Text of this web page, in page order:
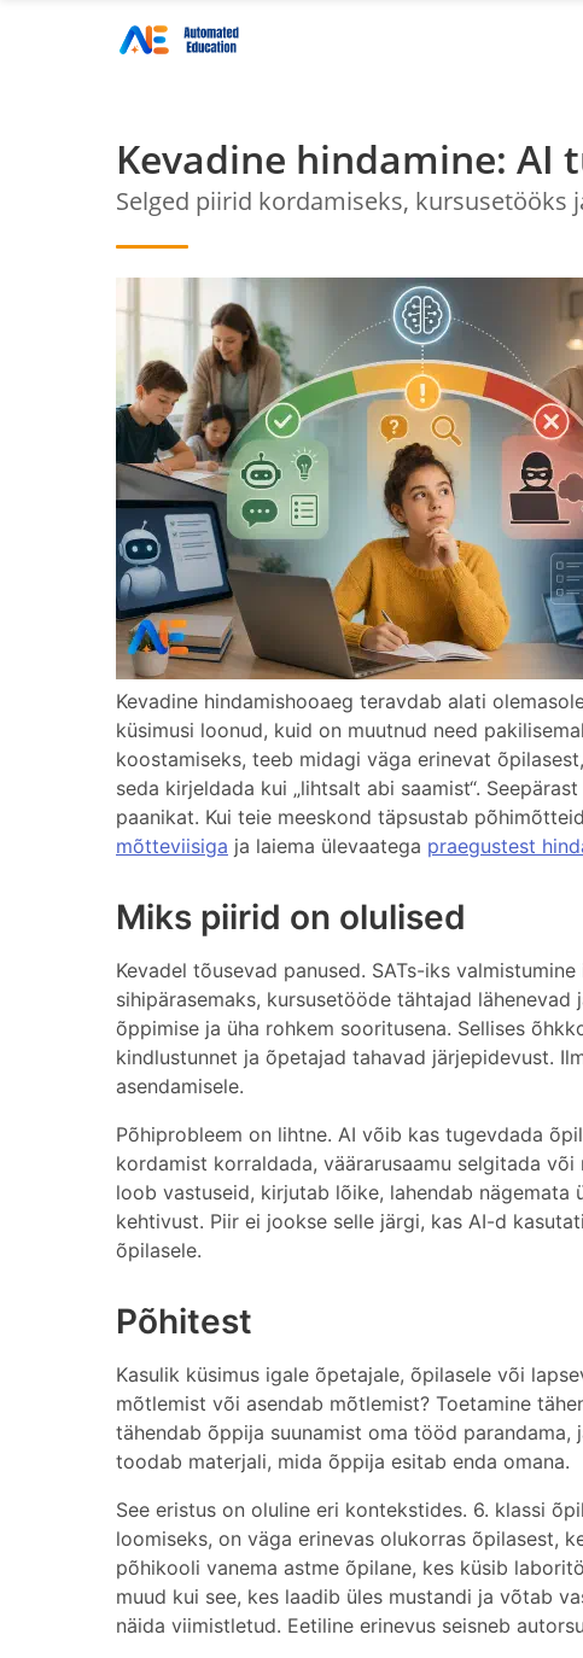
Kevadine hindamine: AI
Selged piirid kordamiseks, kursusetööks
Kevadine hindamishooaeg teravdab alati
küsimusi loonud, kuid on muutnud need
koostamiseks, teeb midagi väga erinevat
seda kirjeldada kui „lihtsalt abi saamist“.
paanikat. Kui teie meeskond täpsustab
mõtteviisiga ja laiema ülevaatega praegustest
Miks piirid on olulised
Kevadel tõusevad panused. SATs-iks
sihipärasemaks, kursusetööde tähtajad
õppimise ja üha rohkem sooritusena. Sellises
kindlustunnet ja õpetajad tahavad järjepidevust.
asendamisele.
Põhiprobleem on lihtne. AI võib kas tugevdada
kordamist korraldada, väärarusaamu selgitada
loob vastuseid, kirjutab lõike, lahendab
kehtivust. Piir ei jookse selle järgi, kas AI-d
õpilasele.
Põhitest
Kasulik küsimus igale õpetajale, õpilasele või
mõtlemist või asendab mõtlemist? Toetamine
tähendab õppija suunamist oma tööd
toodab materjali, mida õppija esitab enda omana.
See eristus on oluline eri kontekstides. 6. klassi
loomiseks, on väga erinevas olukorras õpilasest,
põhikooli vanema astme õpilane, kes küsib
muud kui see, kes laadib üles mustandi ja võtab
näida viimistletud. Eetiline erinevus seisneb